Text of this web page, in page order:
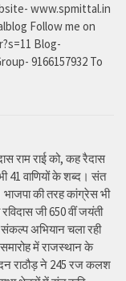
www.spmittal.in
Follow me on
Blog-
9166157932 To
राम राई को, कह रैदास
41 वाणियों के शब्द। संत
की तरह कांग्रेस भी
जी 650 वीं जयंती
अभियान चला रही
में राजस्थान के
राठौड़ ने 245 रज कलश